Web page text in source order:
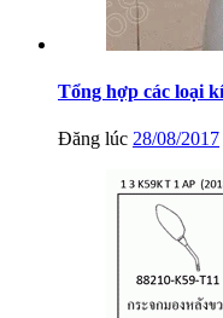
Tổng hợp các loại
Đăng lúc 28/08/2017